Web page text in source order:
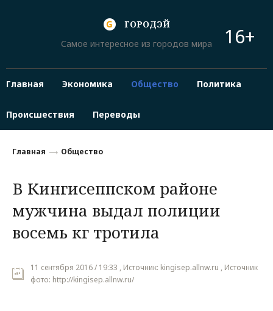
ГОРОДЭЙ
Самое интересное из городов мира
16+
Главная Экономика Общество Политика
Происшествия Переводы
Главная Общество
В Кингисеппском районе
мужчина выдал полиции
восемь кг тротила
11 сентября 2016 / 19:33 , Источник: kingisep.allnw.ru , Источник
фото: http://kingisep.allnw.ru/